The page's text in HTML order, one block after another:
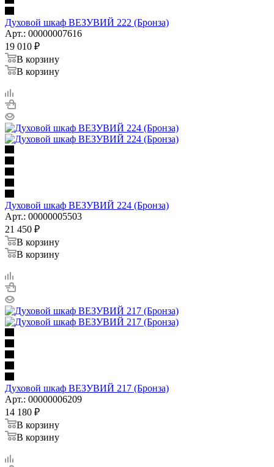
Духовой шкаф ВЕЗУВИЙ 222 (Бронза)
Арт.: 00000007616
19 010 ₽
В корзину
В корзину
Духовой шкаф ВЕЗУВИЙ 224 (Бронза)
Арт.: 00000005503
21 450 ₽
В корзину
В корзину
Духовой шкаф ВЕЗУВИЙ 217 (Бронза)
Арт.: 00000006209
14 180 ₽
В корзину
В корзину